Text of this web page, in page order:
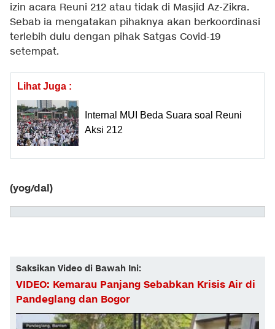
izin acara Reuni 212 atau tidak di Masjid Az-Zikra.
Sebab ia mengatakan pihaknya akan berkoordinasi
terlebih dulu dengan pihak Satgas Covid-19
setempat.
Lihat Juga :
Internal MUI Beda Suara soal Reuni
Aksi 212
(yog/dal)
Saksikan Video di Bawah Ini:
VIDEO: Kemarau Panjang Sebabkan Krisis Air di
Pandeglang dan Bogor